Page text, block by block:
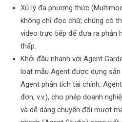
Xử lý đa phương thức
không chỉ đọc chữ; chúng có
video trực tiếp để đưa ra phản
thấp.
Khởi đầu nhanh với Agent
loạt mẫu Agent được dựng
Agent phân tích tài chính,
đơn, v.v.), cho phép doanh
và dễ dàng chuyển đổi mượt